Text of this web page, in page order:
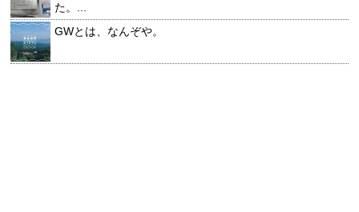
た。...
GWとは、なんぞや。